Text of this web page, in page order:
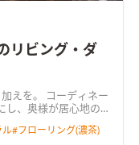
リビング・ダ
ディネー
し、奥様が居心地の
ル#フローリング(濃茶)